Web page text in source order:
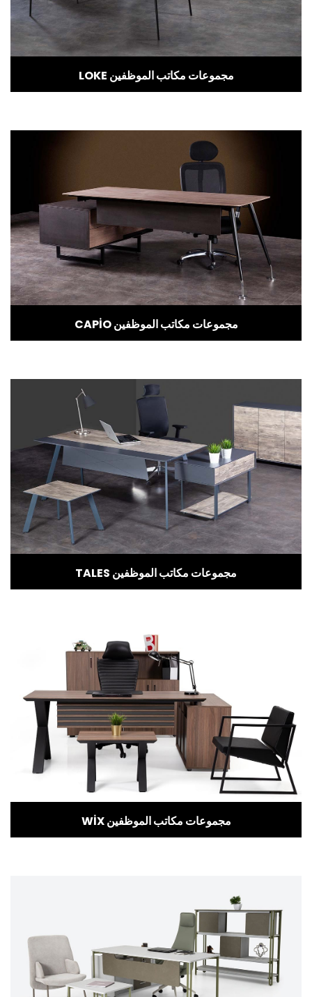
LOKE مجموعات مكاتب الموظفين
CAPİO مجموعات مكاتب الموظفين
TALES مجموعات مكاتب الموظفين
WİX مجموعات مكاتب الموظفين